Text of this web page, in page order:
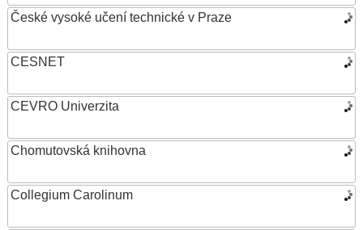
České vysoké učení technické v Praze
CESNET
CEVRO Univerzita
Chomutovská knihovna
Collegium Carolinum